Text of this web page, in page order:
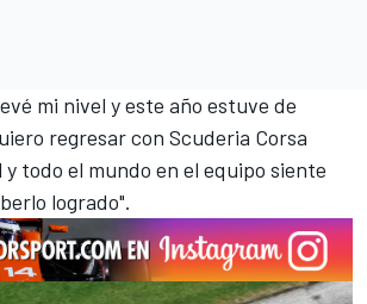
mi nivel y este año estuve de
regresar con Scuderia Corsa
y todo el mundo en el equipo siente
logrado".